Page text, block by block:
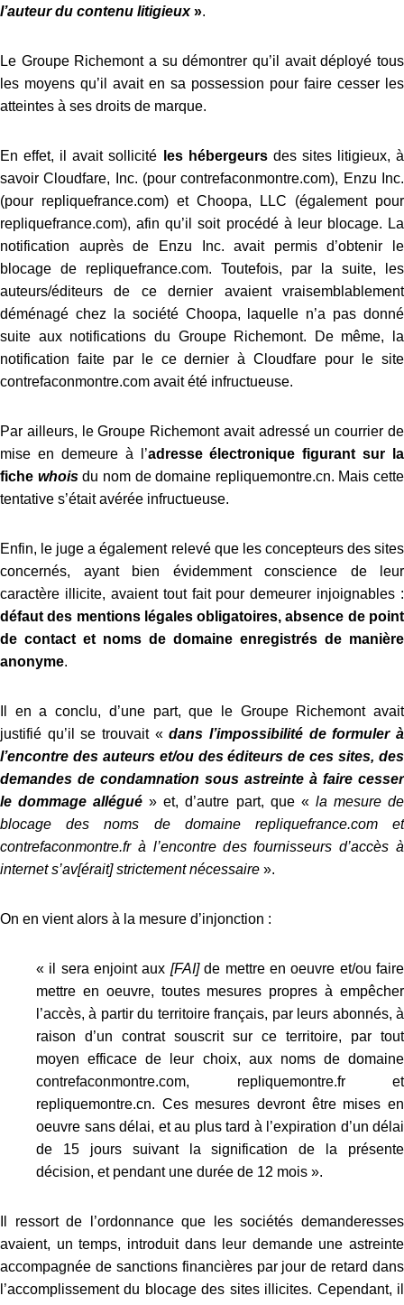
l’auteur du contenu litigieux».
Le Groupe Richemont a su démontrer qu’il avait déployé tous
les moyens qu’il avait en sa possession pour faire cesser les
atteintes à ses droits de marque.
En effet, il avait sollicité les hébergeursdes sites litigieux, à
savoir Cloudfare, Inc. (pour contrefaconmontre.com), Enzu Inc.
(pour repliquefrance.com) et Choopa, LLC (également pour
repliquefrance.com), afin qu’il soit procédé à leur blocage. La
notification auprès de Enzu Inc. avait permis d’obtenir le
blocage de repliquefrance.com. Toutefois, par la suite, les
auteurs/éditeurs de ce dernier avaient vraisemblablement
déménagé chez la société Choopa, laquelle n’a pas donné
suite aux notifications du Groupe Richemont. De même, la
notification faite par le ce dernier à Cloudfare pour le site
contrefaconmontre.com avait été infructueuse.
Par ailleurs, le Groupe Richemont avait adressé un courrier de
mise en demeure à l’adresse électronique figurant sur la
fiche whoisdu nom de domaine repliquemontre.cn. Mais cette
tentative s’était avérée infructueuse.
Enfin, le juge a également relevé que les concepteurs des sites
concernés, ayant bien évidemment conscience de leur
caractère illicite, avaient tout fait pour demeurer injoignables :
défaut des mentions légales obligatoires, absence de point
de contact et noms de domaine enregistrés de manière
anonyme.
Il en a conclu, d’une part, que le Groupe Richemont avait
justifié qu’il se trouvait «dans l’impossibilité de formuler à
l’encontre des auteurs et/ou des éditeurs de ces sites, des
demandes de condamnation sous astreinte à faire cesser
le dommage allégué » et, d’autre part, que « la mesure de
blocage des noms de domaine repliquefrance.com et
contrefaconmontre.fr à l’encontre des fournisseurs d’accès à
internet s’av[érait]strictement nécessaire ».
On en vient alors à la mesure d’injonction :
« il sera enjoint aux [FAI]de mettre en oeuvre et/ou faire
mettre en oeuvre, toutes mesures propres à empêcher
l’accès, à partir du territoire français, par leurs abonnés, à
raison d’un contrat souscrit sur ce territoire, par tout
moyen efficace de leur choix, aux noms de domaine
contrefaconmontre.com, repliquemontre.fr et
repliquemontre.cn. Ces mesures devront être mises en
oeuvre sans délai, et au plus tard à l’expiration d’un délai
de 15 jours suivant la signification de la présente
décision, et pendant une durée de 12 mois ».
Il ressort de l’ordonnance que les sociétés demanderesses
avaient, un temps, introduit dans leur demande une astreinte
accompagnée de sanctions financières par jour de retard dans
l’accomplissement du blocage des sites illicites. Cependant, il